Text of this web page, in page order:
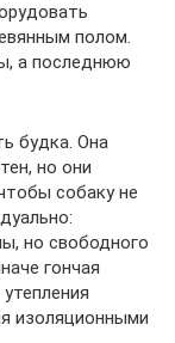
полом.
а последнюю
будка. Она
но они
собаку не
но свободного
гончая
изоляционными